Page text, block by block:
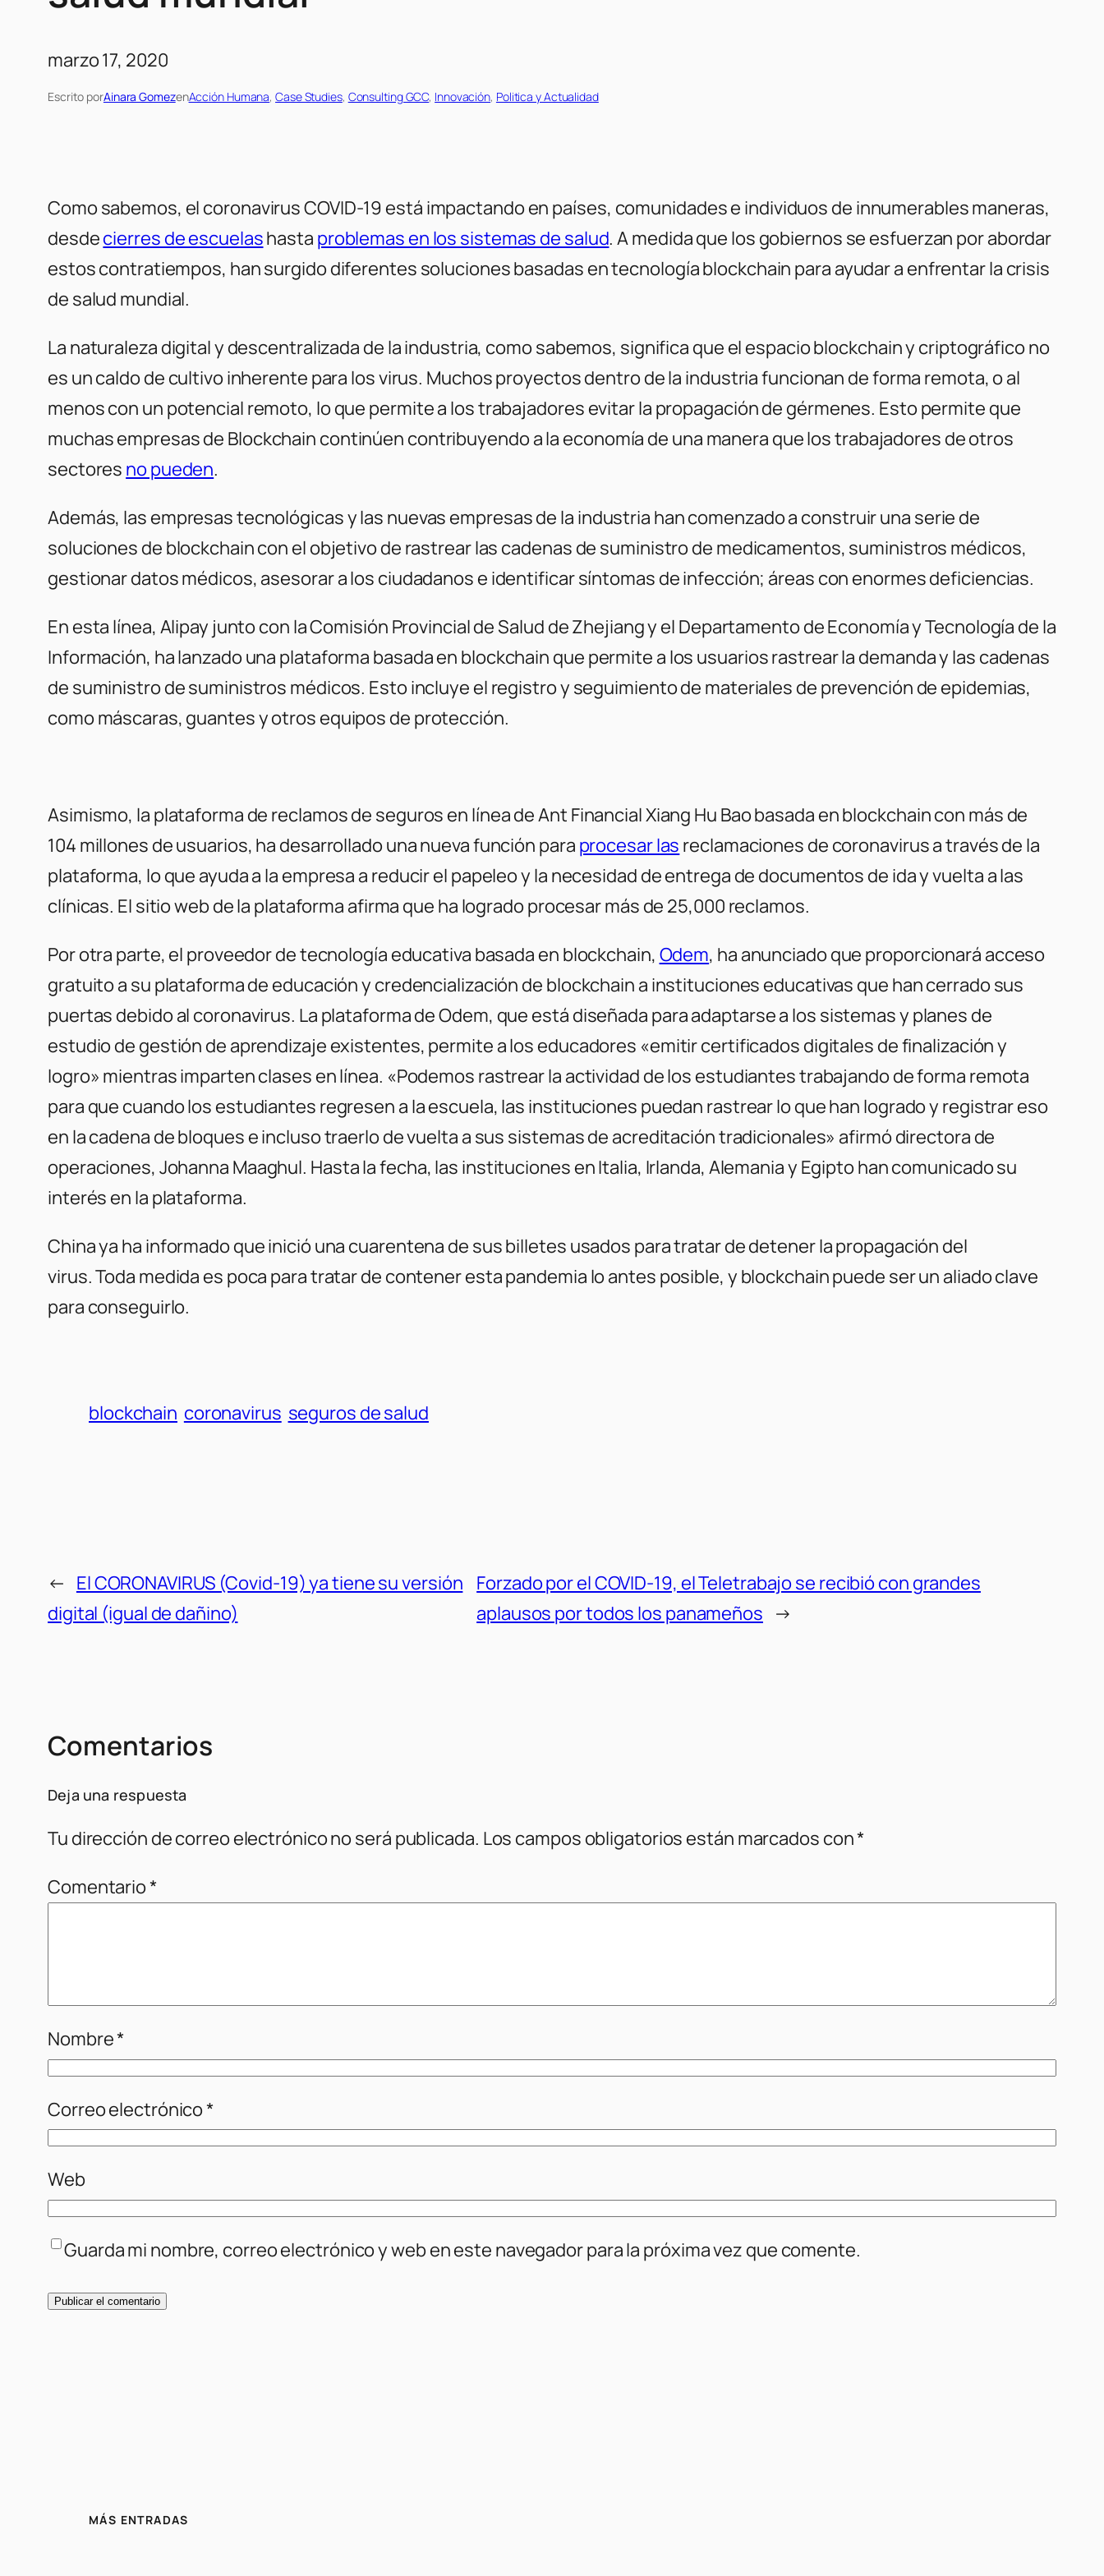
marzo 17, 2020
Escrito porAinara GomezenAcción Humana, Case Studies, Consulting GCC, Innovación, Politica y Actualidad
Como sabemos, el coronavirus COVID-19 está impactando en países, comunidades e individuos de innumerables maneras,
desdecierres de escuelashasta problemas en los sistemas de salud. A medida que los gobiernos se esfuerzan por abordar
estos contratiempos, han surgido diferentes soluciones basadas en tecnología blockchain para ayudar a enfrentar la crisis
de salud mundial.
La naturaleza digital y descentralizada de la industria, como sabemos, significa que el espacio blockchain y criptográfico no
es un caldo de cultivo inherente para los virus. Muchos proyectos dentro de la industria funcionan de forma remota, o al
menos con un potencial remoto, lo que permite a los trabajadores evitar la propagación de gérmenes. Esto permite que
muchas empresas de Blockchain continúen contribuyendo a la economía de una manera que los trabajadores de otros
sectores no pueden.
Además, las empresas tecnológicas y las nuevas empresas de la industria han comenzado a construir una serie de
soluciones de blockchain con el objetivo de rastrear las cadenas de suministro de medicamentos, suministros médicos,
gestionar datos médicos, asesorar a los ciudadanos e identificar síntomas de infección; áreas con enormes deficiencias.
En esta línea, Alipay junto con la Comisión Provincial de Salud de Zhejiang y el Departamento de Economía y Tecnología de la
Información, ha lanzado una plataforma basada en blockchain que permite a los usuarios rastrear la demanda y las cadenas
de suministro de suministros médicos. Esto incluye el registro y seguimiento de materiales de prevención de epidemias,
como máscaras, guantes y otros equipos de protección.
Asimismo, la plataforma de reclamos de seguros en línea de Ant Financial Xiang Hu Bao basada en blockchain con más de
104 millones de usuarios, ha desarrollado una nueva función para procesar las reclamaciones de coronavirus a través de la
plataforma, lo que ayuda a la empresa a reducir el papeleo y la necesidad de entrega de documentos de ida y vuelta a las
clínicas. El sitio web de la plataforma afirma que ha logrado procesar más de 25,000 reclamos.
Por otra parte, el proveedor de tecnología educativa basada en blockchain, Odem, ha anunciado que proporcionará acceso
gratuito a su plataforma de educación y credencialización de blockchain a instituciones educativas que han cerrado sus
puertas debido al coronavirus. La plataforma de Odem, que está diseñada para adaptarse a los sistemas y planes de
estudio de gestión de aprendizaje existentes, permite a los educadores «emitir certificados digitales de finalización y
logro» mientras imparten clases en línea. «Podemos rastrear la actividad de los estudiantes trabajando de forma remota
para que cuando los estudiantes regresen a la escuela, las instituciones puedan rastrear lo que han logrado y registrar eso
en la cadena de bloques e incluso traerlo de vuelta a sus sistemas de acreditación tradicionales» afirmó directora de
operaciones, Johanna Maaghul. Hasta la fecha, las instituciones en Italia, Irlanda, Alemania y Egipto han comunicado su
interés en la plataforma.
China ya ha informado que inició una cuarentena de sus billetes usados ​​para tratar de detener la propagación del
virus. Toda medida es poca para tratar de contener esta pandemia lo antes posible, y blockchain puede ser un aliado clave
para conseguirlo.
blockchain coronavirus seguros de salud
← El CORONAVIRUS (Covid-19) ya tiene su versión
digital (igual de dañino)
Forzado por el COVID-19, el Teletrabajo se recibió con grandes
aplausos por todos los panameños →
Comentarios
Deja una respuesta
Tu dirección de correo electrónico no será publicada. Los campos obligatorios están marcados con*
Comentario*
Nombre*
Correo electrónico*
Web
Guarda mi nombre, correo electrónico y web en este navegador para la próxima vez que comente.
MÁS ENTRADAS